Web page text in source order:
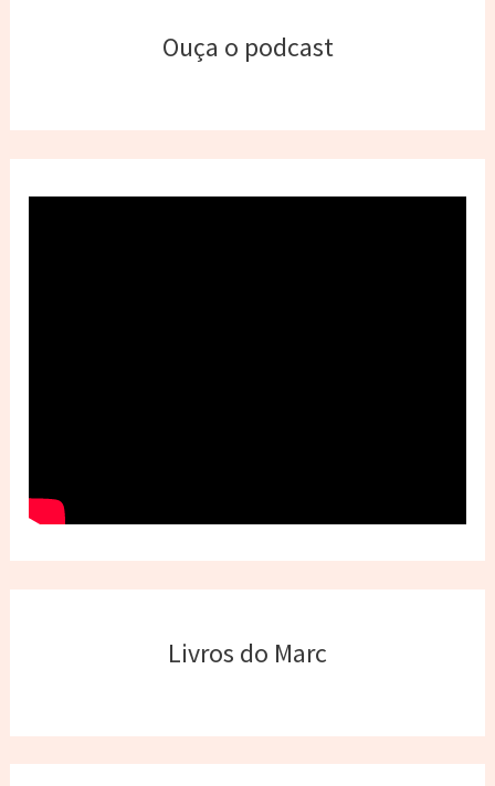
Ouça o podcast
Livros do Marc